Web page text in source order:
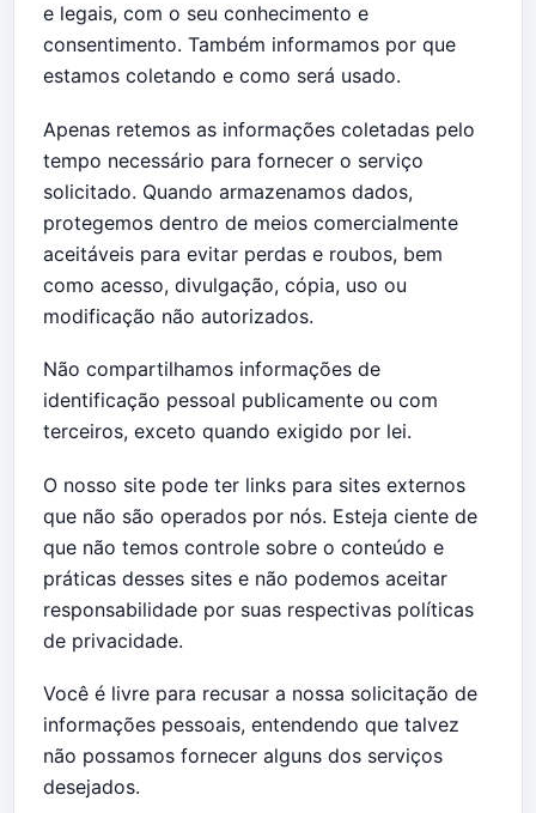
e legais, com o seu conhecimento e
consentimento. Também informamos por que
estamos coletando e como será usado.
Apenas retemos as informações coletadas pelo
tempo necessário para fornecer o serviço
solicitado. Quando armazenamos dados,
protegemos dentro de meios comercialmente
aceitáveis ​​para evitar perdas e roubos, bem
como acesso, divulgação, cópia, uso ou
modificação não autorizados.
Não compartilhamos informações de
identificação pessoal publicamente ou com
terceiros, exceto quando exigido por lei.
O nosso site pode ter links para sites externos
que não são operados por nós. Esteja ciente de
que não temos controle sobre o conteúdo e
práticas desses sites e não podemos aceitar
responsabilidade por suas respectivas políticas
de privacidade.
Você é livre para recusar a nossa solicitação de
informações pessoais, entendendo que talvez
não possamos fornecer alguns dos serviços
desejados.